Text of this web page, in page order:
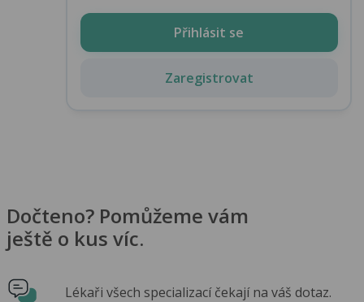
Přihlásit se
Zaregistrovat
Dočteno? Pomůžeme vám
ještě o kus víc.
Lékaři všech specializací čekají na váš dotaz.